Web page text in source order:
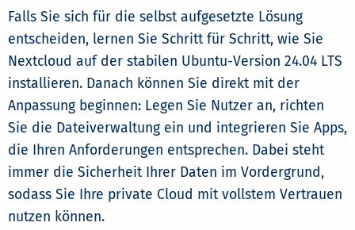
Falls Sie sich für die selbst aufgesetzte Lösung
entscheiden, lernen Sie Schritt für Schritt, wie Sie
Nextcloud auf der stabilen Ubuntu-Version 24.04 LTS
installieren. Danach können Sie direkt mit der
Anpassung beginnen: Legen Sie Nutzer an, richten
Sie die Dateiverwaltung ein und integrieren Sie Apps,
die Ihren Anforderungen entsprechen. Dabei steht
immer die Sicherheit Ihrer Daten im Vordergrund,
sodass Sie Ihre private Cloud mit vollstem Vertrauen
nutzen können.